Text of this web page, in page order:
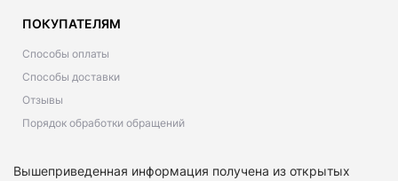
ПОКУПАТЕЛЯМ
Способы оплаты
Способы доставки
Отзывы
Порядок обработки обращений
Вышеприведенная информация получена из открытых